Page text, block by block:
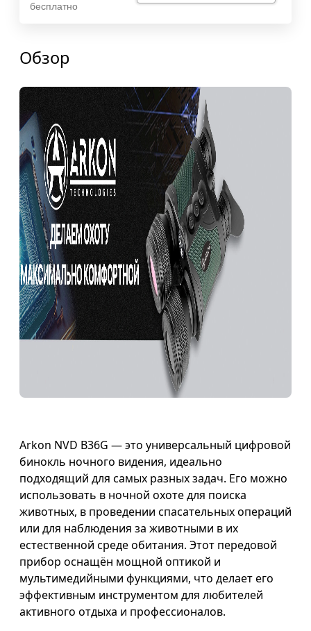
бесплатно
Обзор
Arkon NVD B36G — это универсальный цифровой
бинокль ночного видения, идеально
подходящий для самых разных задач. Его можно
использовать в ночной охоте для поиска
животных, в проведении спасательных операций
или для наблюдения за животными в их
естественной среде обитания. Этот передовой
прибор оснащён мощной оптикой и
мультимедийными функциями, что делает его
эффективным инструментом для любителей
активного отдыха и профессионалов.